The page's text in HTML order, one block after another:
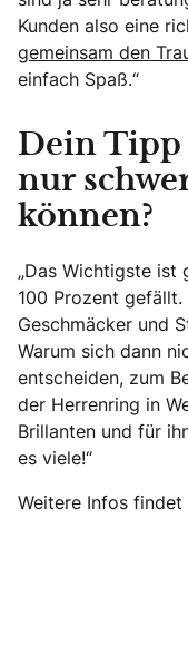
Kunden also eine
gemeinsam den
einfach Spaß.“
Dein Tipp
nur
können?
„Das Wichtigste ist
100 Prozent
Geschmäcker und
Warum sich dann
entscheiden, zum
der Herrenring in
Brillanten und für
es viele!“
Weitere Infos